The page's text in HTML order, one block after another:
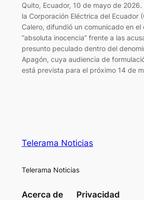
Quito, Ecuador, 10 de mayo de
la Corporación Eléctrica del Ecuador
Calero, difundió un comunicado en el
“absoluta inocencia” frente a las
presunto peculado dentro del
Apagón, cuya audiencia de
está prevista para el próximo 14 de
Telerama Noticias
Telerama Noticias
Acerca de Privacidad